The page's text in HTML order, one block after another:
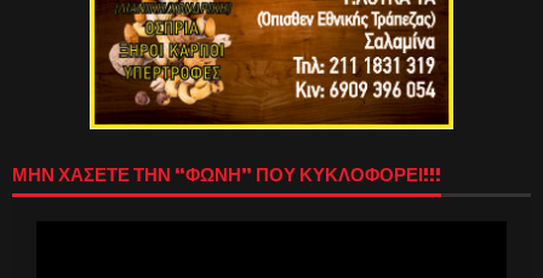
ΜΗΝ ΧΑΣΕΤΕ ΤΗΝ “ΦΩΝΗ” ΠΟΥ ΚΥΚΛΟΦΟΡΕΙ!!!